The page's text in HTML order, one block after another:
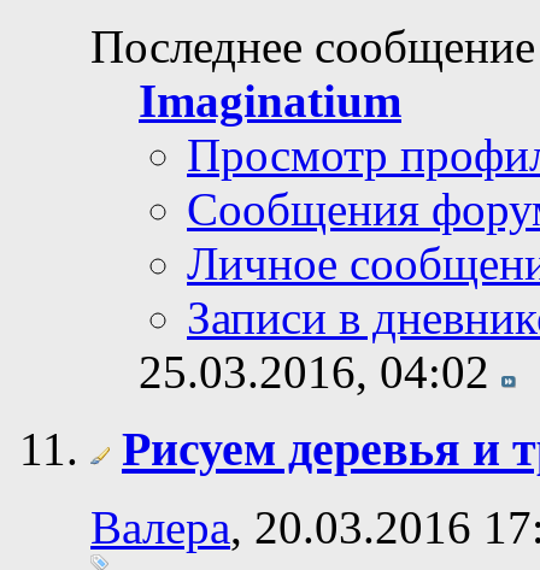
Последнее
Imaginatium
Просмотр
Сообщения
Личное
Записи в
25.03.2016, 04:02
Рисуем деревья и
Валера, 20.03.2016